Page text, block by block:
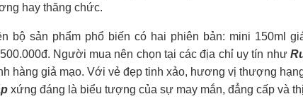
hay thăng chức.
bộ sản phẩm phổ biến có hai phiên bản: mini 150ml
Người mua nên chọn tại các địa chỉ uy tín như
hàng giả mạo. Với vẻ đẹp tinh xảo, hương vị thượng
xứng đáng là biểu tượng của sự may mắn, đẳng cấp và